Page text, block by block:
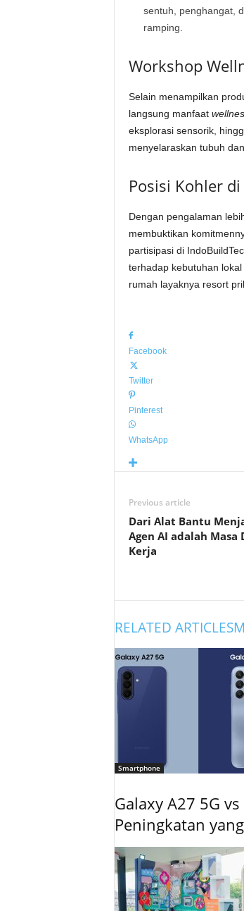
sentuh, penghangat,
ramping.
Workshop
Selain menampilkan
langsung manfaat
eksplorasi sensorik,
menyelaraskan tubuh
Posisi Kohler
Dengan pengalaman
membuktikan
partisipasi di
terhadap kebutuhan
rumah layaknya resort
Facebook
Twitter
Pinterest
WhatsApp
Previous article
Dari Alat Bantu
Agen AI adalah Masa
Kerja
RELATED ARTICLES
Smartphone
Galaxy A27 5G
Peningkatan